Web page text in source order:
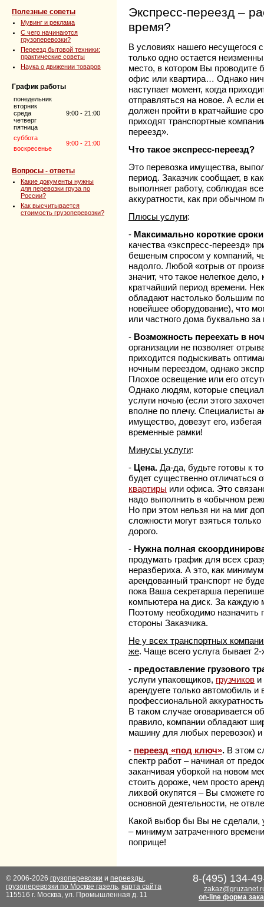
Полезные советы
Мувинг и реклама
C чего начинаются
грузоперевозки?
Переезд бытовой техники:
практические советы
Наука о движении товаров
График работы
понедельник
вторник
среда
четверг
пятница
9:00 - 21:00
суббота
9:00 - 21:00
воскресенье
Вопросы - ответы
Какие документы нужны
для перевозки груза по
России?
Как высчитывается
стоимость грузоперевозки?
Экспресс-переезд –
время?
В условиях нашего несущегося
только одно остается
место, в котором Вы
офис или квартира… Однако
наступает момент, когда
отправляться на новое. А если
должен пройти в кратчайшие
приходят транспортные
переезд».
Что такое экспресс-переезд?
Это перевозка имущества,
период. Заказчик сообщает, в
выполняет работу, соблюдая
аккуратности, как при обычном
Плюсы услуги:
- Максимально короткие
качества «экспресс-переезд»
бешеным спросом у компаний,
надолго. Любой «отрыв от
значит, что такое нелегкое
кратчайший период времени.
обладают настолько большим
новейшее оборудование), что
или частного дома буквально за
- Возможность переехать в
организации не позволяет
приходится подыскивать
ночным переездом, однако
Плохое освещение или его
Однако людям, которые
услуги ночью (если этого
вполне по плечу. Специалисты
имущество, довезут его,
временные рамки!
Минусы услуги:
- Цена. Да-да, будьте готовы к
будет существенно отличаться
квартиры или офиса. Это
надо выполнить в «обычном
Но при этом нельзя ни на миг
сложности могут взяться
дорого.
- Нужна полная
продумать график для всех
неразбериха. А это, как
арендованный транспорт не
пока Ваша секретарша
компьютера на диск. За каждую
Поэтому необходимо назначить
стороны Заказчика.
Не у всех транспортных
же. Чаще всего услуга бывает
- предоставление грузового
услуги упаковщиков, грузчиков и
арендуете только автомобиль
профессиональной
В таком случае оговаривается
правило, компании обладают
машину для любых перевозок)
- переезд «под ключ». В этом
спектр работ – начиная от
заканчивая уборкой на новом
стоить дороже, чем просто
лихвой окупятся – Вы сможете
основной деятельности, не
Какой выбор бы Вы не сделали,
– минимум затраченного
поприще!
© 2006-2026 грузоперевозки и переезды,
грузоперевозки по Москве газель, карта сайта
115516 г. Москва, ул. Промышленная д. 11
8-(495) 134-
on-line форма